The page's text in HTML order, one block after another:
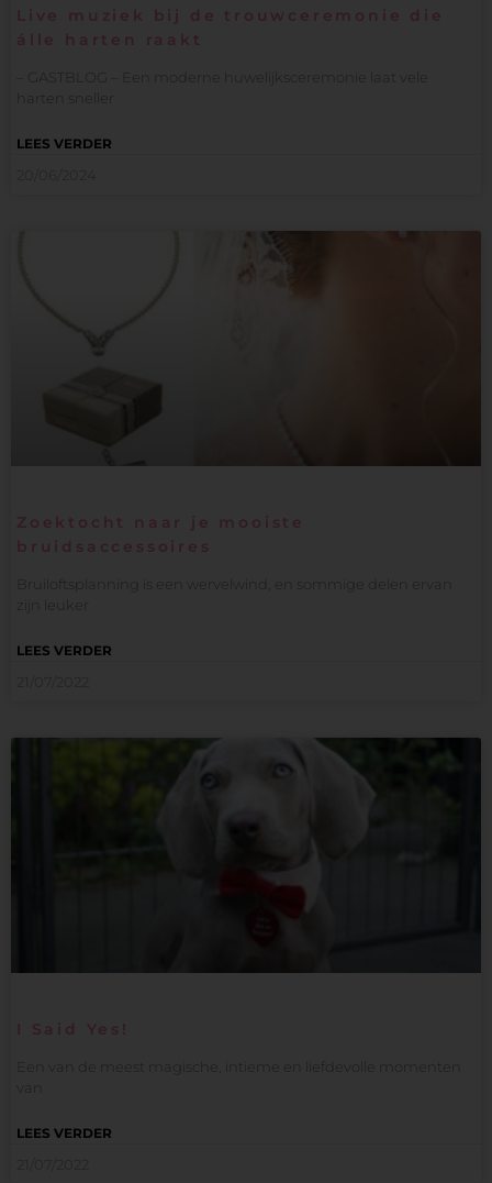
Live muziek bij de trouwceremonie die
álle harten raakt
– GASTBLOG – Een moderne huwelijksceremonie laat vele
harten sneller
LEES VERDER
Zoektocht naar je mooiste
bruidsaccessoires
Bruiloftsplanning is een wervelwind, en sommige delen ervan
zijn leuker
LEES VERDER
I Said Yes!
Een van de meest magische, intieme en liefdevolle momenten
van
LEES VERDER